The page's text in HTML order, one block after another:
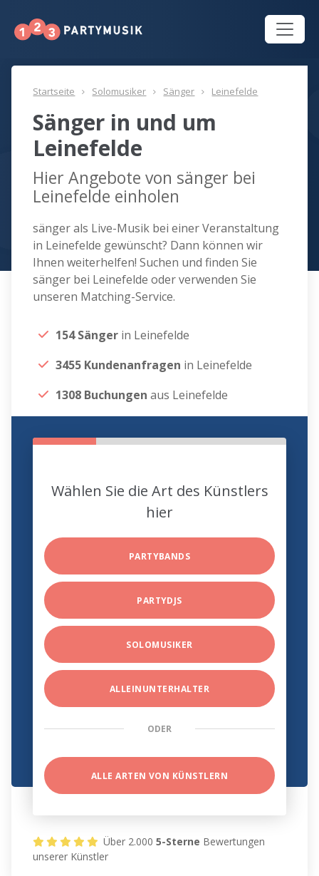
Startseite Solomusiker Sänger Leinefelde
Sänger in und um
Leinefelde
Hier Angebote von sänger bei
Leinefelde einholen
sänger als Live-Musik bei einer Veranstaltung
in Leinefelde gewünscht? Dann können wir
Ihnen weiterhelfen! Suchen und finden Sie
sänger bei Leinefelde oder verwenden Sie
unseren Matching-Service.
154 Sänger in Leinefelde
3455 Kundenanfragen in Leinefelde
1308 Buchungen aus Leinefelde
Wählen Sie die Art des Künstlers
hier
PARTYBANDS
PARTYDJS
SOLOMUSIKER
ALLEINUNTERHALTER
ODER
ALLE ARTEN VON KÜNSTLERN
Über 2.0005-Sterne Bewertungen
unserer Künstler